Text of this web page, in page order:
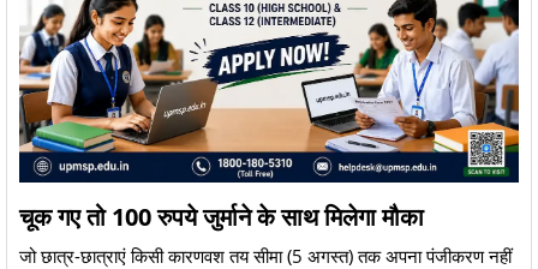
चूक गए तो 100 रुपये जुर्माने के साथ मिलेगा मौका
​जो छात्र-छात्राएं किसी कारणवश तय सीमा (5 अगस्त) तक अपना पंजीकरण नहीं